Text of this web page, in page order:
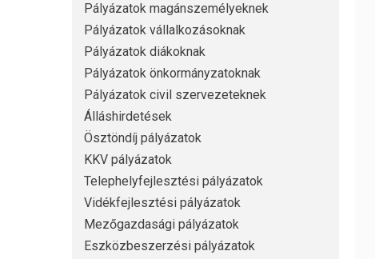
Pályázatok magánszemélyeknek
Pályázatok vállalkozásoknak
Pályázatok diákoknak
Pályázatok önkormányzatoknak
Pályázatok civil szervezeteknek
Álláshirdetések
Ösztöndíj pályázatok
KKV pályázatok
Telephelyfejlesztési pályázatok
Vidékfejlesztési pályázatok
Mezőgazdasági pályázatok
Eszközbeszerzési pályázatok